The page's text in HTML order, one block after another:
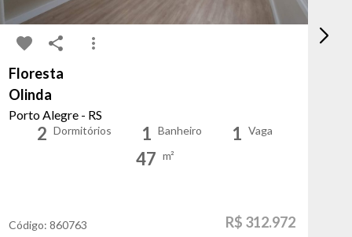
Floresta
Olinda
Porto Alegre - RS
2 Dormitórios 1 Banheiro 1 Vaga
47 m²
Código: 860763 R$ 312.972